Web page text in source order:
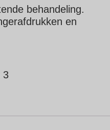
behandeling.
en
3